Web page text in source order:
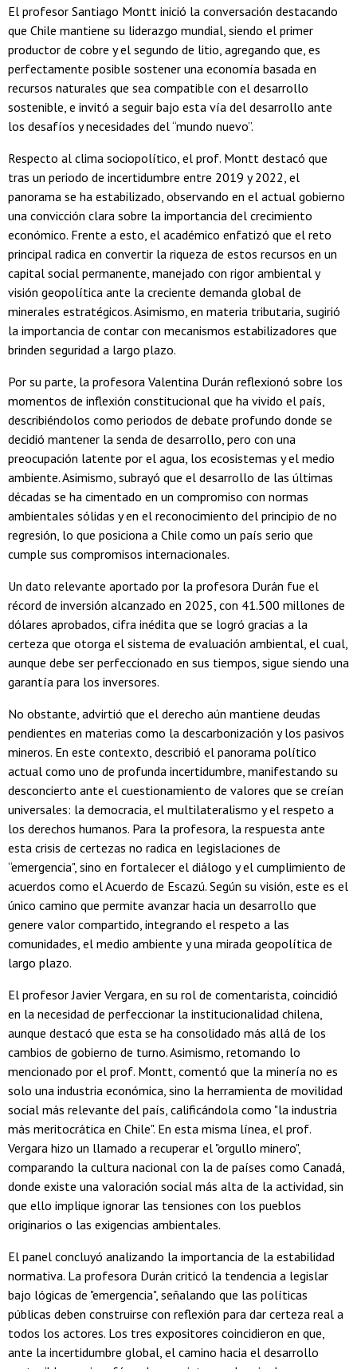
El profesor Santiago Montt inició la conversación destacando
que Chile mantiene su liderazgo mundial, siendo el primer
productor de cobre y el segundo de litio, agregando que, es
perfectamente posible sostener una economía basada en
recursos naturales que sea compatible con el desarrollo
sostenible, e invitó a seguir bajo esta vía del desarrollo ante
los desafíos y necesidades del “mundo nuevo”.
Respecto al clima sociopolítico, el prof. Montt destacó que
tras un periodo de incertidumbre entre 2019 y 2022, el
panorama se ha estabilizado, observando en el actual gobierno
una convicción clara sobre la importancia del crecimiento
económico. Frente a esto, el académico enfatizó que el reto
principal radica en convertir la riqueza de estos recursos en un
capital social permanente, manejado con rigor ambiental y
visión geopolítica ante la creciente demanda global de
minerales estratégicos. Asimismo, en materia tributaria, sugirió
la importancia de contar con mecanismos estabilizadores que
brinden seguridad a largo plazo.
Por su parte, la profesora Valentina Durán reflexionó sobre los
momentos de inflexión constitucional que ha vivido el país,
describiéndolos como periodos de debate profundo donde se
decidió mantener la senda de desarrollo, pero con una
preocupación latente por el agua, los ecosistemas y el medio
ambiente. Asimismo, subrayó que el desarrollo de las últimas
décadas se ha cimentado en un compromiso con normas
ambientales sólidas y en el reconocimiento del principio de no
regresión, lo que posiciona a Chile como un país serio que
cumple sus compromisos internacionales.
Un dato relevante aportado por la profesora Durán fue el
récord de inversión alcanzado en 2025, con 41.500 millones de
dólares aprobados, cifra inédita que se logró gracias a la
certeza que otorga el sistema de evaluación ambiental, el cual,
aunque debe ser perfeccionado en sus tiempos, sigue siendo una
garantía para los inversores.
No obstante, advirtió que el derecho aún mantiene deudas
pendientes en materias como la descarbonización y los pasivos
mineros. En este contexto, describió el panorama político
actual como uno de profunda incertidumbre, manifestando su
desconcierto ante el cuestionamiento de valores que se creían
universales: la democracia, el multilateralismo y el respeto a
los derechos humanos. Para la profesora, la respuesta ante
esta crisis de certezas no radica en legislaciones de
“emergencia", sino en fortalecer el diálogo y el cumplimiento de
acuerdos como el Acuerdo de Escazú. Según su visión, este es el
único camino que permite avanzar hacia un desarrollo que
genere valor compartido, integrando el respeto a las
comunidades, el medio ambiente y una mirada geopolítica de
largo plazo.
El profesor Javier Vergara, en su rol de comentarista, coincidió
en la necesidad de perfeccionar la institucionalidad chilena,
aunque destacó que esta se ha consolidado más allá de los
cambios de gobierno de turno. Asimismo, retomando lo
mencionado por el prof. Montt, comentó que la minería no es
solo una industria económica, sino la herramienta de movilidad
social más relevante del país, calificándola como "la industria
más meritocrática en Chile". En esta misma línea, el prof.
Vergara hizo un llamado a recuperar el "orgullo minero",
comparando la cultura nacional con la de países como Canadá,
donde existe una valoración social más alta de la actividad, sin
que ello implique ignorar las tensiones con los pueblos
originarios o las exigencias ambientales.
El panel concluyó analizando la importancia de la estabilidad
normativa. La profesora Durán criticó la tendencia a legislar
bajo lógicas de "emergencia", señalando que las políticas
públicas deben construirse con reflexión para dar certeza real a
todos los actores. Los tres expositores coincidieron en que,
ante la incertidumbre global, el camino hacia el desarrollo